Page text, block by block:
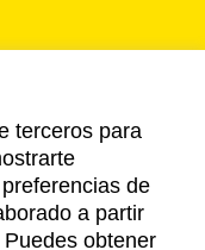
terceros para
de
a partir
obtener